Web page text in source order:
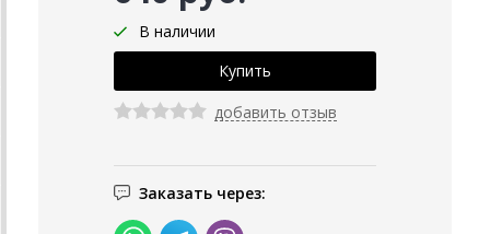
В наличии
добавить отзыв
Заказать через: